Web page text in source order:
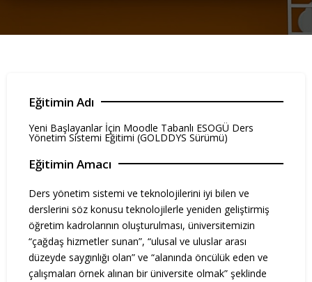
Eğitimin Adı
Yeni Başlayanlar İçin Moodle Tabanlı ESOGÜ Ders
Yönetim Sistemi Eğitimi (GOLDDYS Sürümü)
Eğitimin Amacı
Ders yönetim sistemi ve teknolojilerini iyi bilen ve
derslerini söz konusu teknolojilerle yeniden geliştirmiş
öğretim kadrolarının oluşturulması, üniversitemizin
“çağdaş hizmetler sunan”, “ulusal ve uluslar arası
düzeyde saygınlığı olan” ve “alanında öncülük eden ve
çalışmaları örnek alınan bir üniversite olmak” şeklinde